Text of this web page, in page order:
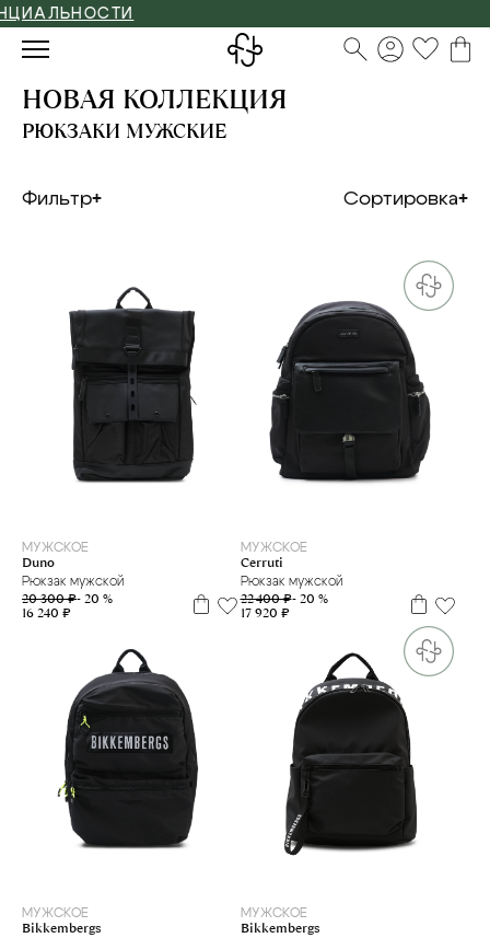
НОВАЯ КОЛЛЕКЦИЯ
РЮКЗАКИ МУЖСКИЕ
Фильтр Сортировка
МУЖСКОЕ
Duno
Рюкзак мужской
20 300 ₽- 20 %
16 240 ₽
МУЖСКОЕ
Cerruti
Рюкзак мужской
22 400 ₽- 20 %
17 920 ₽
МУЖСКОЕ
Bikkembergs
МУЖСКОЕ
Bikkembergs